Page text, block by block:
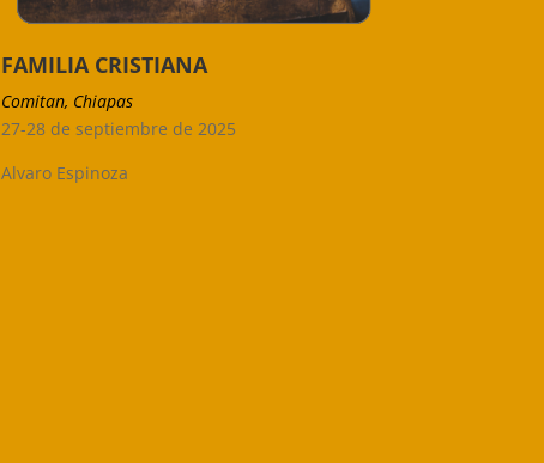
FAMILIA CRISTIANA
Comitan, Chiapas
27-28 de septiembre de 2025
Alvaro Espinoza